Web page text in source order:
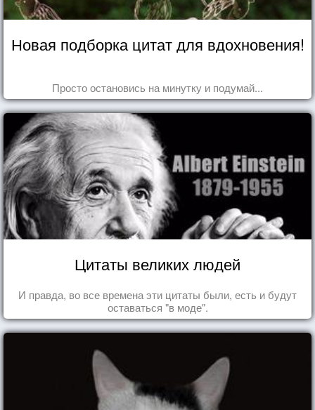
Новая подборка цитат для вдохновения!
Просто остановись на минутку и подумай...
Цитаты великих людей
И правда, во все времена эти цитаты были, есть и будут
оставаться "в моде".